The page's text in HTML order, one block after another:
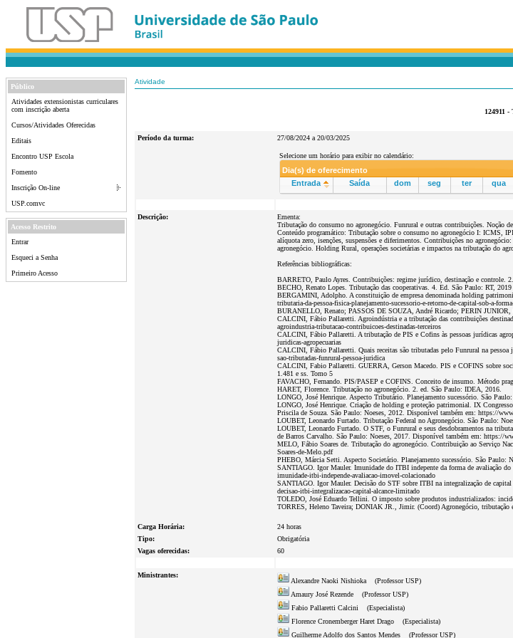
Público
Atividades extensionistas curriculares
com inscrição aberta
Cursos/Atividades Oferecidas
Editais
Encontro USP Escola
Fomento
Inscrição On-line
USP.comvc
Acesso Restrito
Entrar
Esqueci a Senha
Primeiro Acesso
Atividade
124911
Período da turma: 27/08/2024 a 20/03/2025
Selecione um horário para exibir no calendário:
Dia(s) de oferecimento
Entrada
Saída dom seg ter qua
Descrição:
Ementa:
Tributação do consumo no agronegócio. Funrural e outras contribuições. Noção
Conteúdo programático: Tributação sobre o consumo no agronegócio I: ICMS,
alíquota zero, isenções, suspensões e diferimentos. Contribuições no
agronegócio. Holding Rural, operações societárias e impactos na tributação do
Referências bibliográficas:
BARRETO, Paulo Ayres. Contribuições: regime jurídico, destinação e
BECHO, Renato Lopes. Tributação das cooperativas. 4. Ed. São Paulo: RT, 2019
BERGAMINI, Adolpho. A constituição de empresa denominada holding
tributaria-da-pessoa-fisica-planejamento-sucessorio-e-retorno-de-capital-sob-a-
BURANELLO, Renato; PASSOS DE SOUZA, André Ricardo; PERIN JUNIOR,
CALCINI, Fábio Pallaretti. Agroindústria e a tributação das contribuições
agroindustria-tributacao-contribuicoes-destinadas-terceiros
CALCINI, Fábio Pallaretti. A tributação de PIS e Cofins às pessoas jurídicas
juridicas-agropecuarias
CALCINI, Fábio Pallaretti. Quais receitas são tributadas pelo Funrural na
sao-tributadas-funrural-pessoa-juridica
CALCINI, Fabio Pallaretti. GUERRA, Gerson Macedo. PIS e COFINS sobre
1.481 e ss. Tomo 5
FAVACHO, Fernando. PIS/PASEP e COFINS. Conceito de insumo. Método
HARET, Florence. Tributação no agronegócio. 2. ed. São Paulo: IDEA, 2016.
LONGO, José Henrique. Aspecto Tributário. Planejamento sucessório. São Paulo:
LONGO, José Henrique. Criação de holding e proteção patrimonial. IX
Priscila de Souza. São Paulo: Noeses, 2012. Disponível também em: https://
LOUBET, Leonardo Furtado. Tributação Federal no Agronegócio. São Paulo:
LOUBET, Leonardo Furtado. O STF, o Funrural e seus desdobramentos na
de Barros Carvalho. São Paulo: Noeses, 2017. Disponível também em: https://
MELO, Fábio Soares de. Tributação do agronegócio. Contribuição ao Serviço
Soares-de-Melo.pdf
PHEBO, Márcia Setti. Aspecto Societário. Planejamento sucessório. São Paulo:
SANTIAGO. Igor Mauler. Imunidade do ITBI indepente da forma de avaliação
imunidade-itbi-independe-avaliacao-imovel-colacionado
SANTIAGO. Igor Mauler. Decisão do STF sobre ITBI na integralização de
decisao-itbi-integralizacao-capital-alcance-limitado
TOLEDO, José Eduardo Tellini. O imposto sobre produtos industrializados:
TORRES, Heleno Taveira; DONIAK JR., Jimir. (Coord) Agronegócio, tributação
Carga Horária:
24 horas
Tipo:
Obrigatória
Vagas oferecidas:
60
Ministrantes:
Alexandre Naoki Nishioka (Professor USP)
Amaury José Rezende (Professor USP)
Fabio Pallaretti Calcini (Especialista)
Florence Cronemberger Haret Drago (Especialista)
Guilherme Adolfo dos Santos Mendes (Professor USP)